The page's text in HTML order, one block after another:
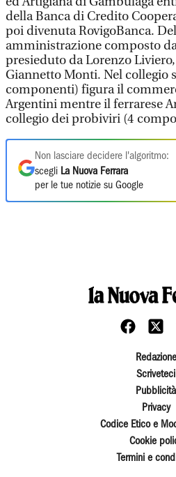
della Banca di Credito
poi divenuta RovigoBanca.
amministrazione composto
presieduto da Lorenzo
Giannetto Monti. Nel collegio
componenti) figura il
Argentini mentre il ferrarese
collegio dei probiviri (4
Non lasciare decidere l'algoritmo:
scegli La Nuova Ferrara
per le tue notizie su Google
Redazione
Scriveteci
Pubblicità
Privacy
Codice Etico e
Cookie
Termini e